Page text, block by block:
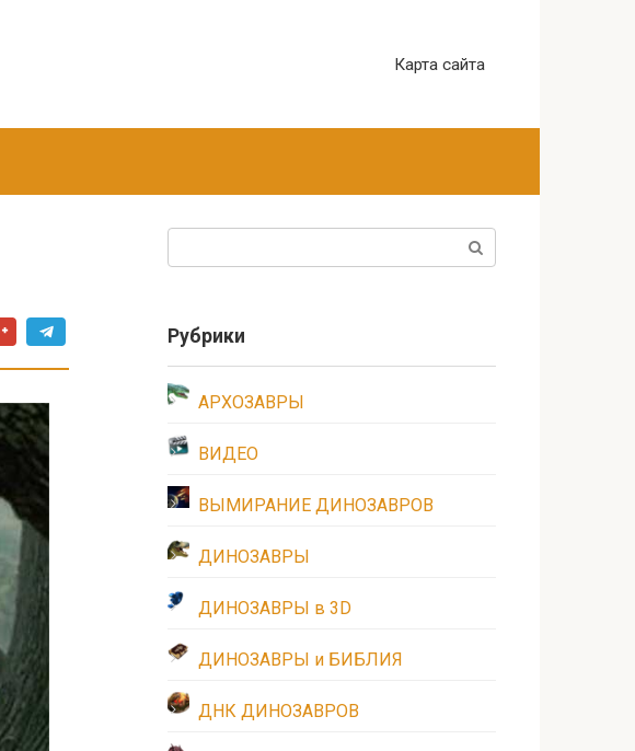
Карта сайта
Рубрики
АРХОЗАВРЫ
ВИДЕО
ВЫМИРАНИЕ ДИНОЗАВРОВ
ДИНОЗАВРЫ
ДИНОЗАВРЫ в 3D
ДИНОЗАВРЫ и БИБЛИЯ
ДНК ДИНОЗАВРОВ